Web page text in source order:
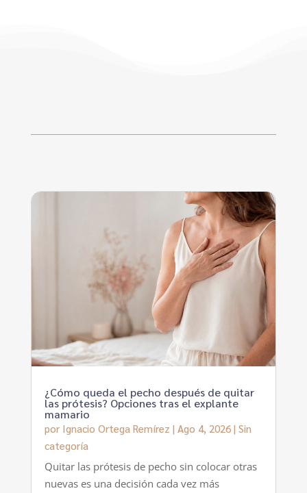
¿Cómo queda el pecho después de quitar
las prótesis? Opciones tras el explante
mamario
por Ignacio Ortega Remírez | Ago 4, 2026| Sin
categoría
Quitar las prótesis de pecho sin colocar otras
nuevas es una decisión cada vez más